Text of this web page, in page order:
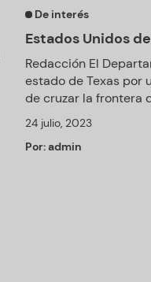
De interés
Estados Unidos
Redacción El
estado de Texas por
de cruzar la frontera
24 julio, 2023
Por:admin